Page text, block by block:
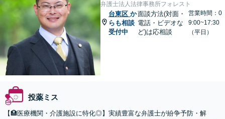
弁護士法人法律事務所フォレスト
台東区 か
らも相談
受付中
面談方法(対面・
電話・ビデオな
ど)は応相談
営業時間：0
9:00~17:30
（平日）
投薬ミス
【🏥医療機関・介護施設に特化◎】実績豊富な弁護士が紛争予防・解